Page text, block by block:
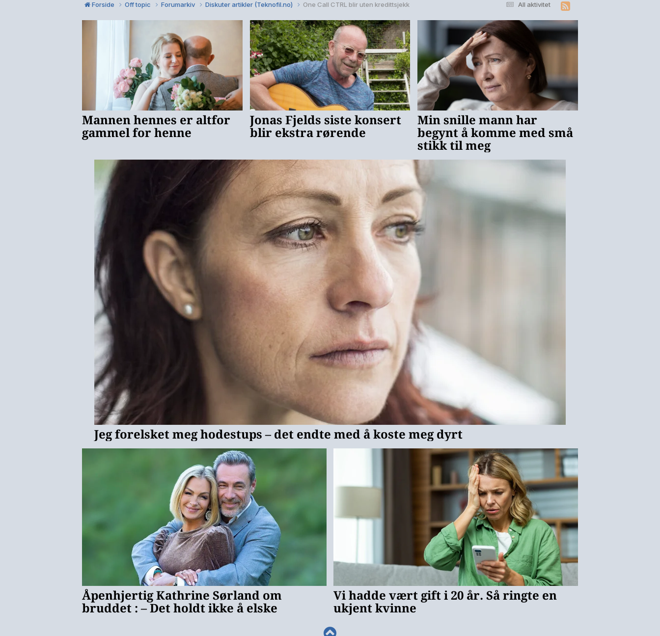
All aktivitet
Forside Off topic Forumarkiv Diskuter artikler (Teknofil.no) One Call CTRL blir uten kredittsjekk